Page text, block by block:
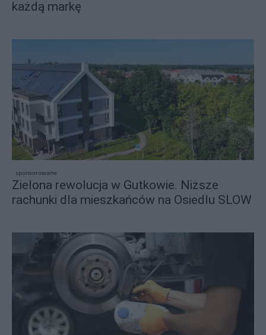
każdą markę
sponsorowane
Zielona rewolucja w Gutkowie. Niższe
rachunki dla mieszkańców na Osiedlu SLOW